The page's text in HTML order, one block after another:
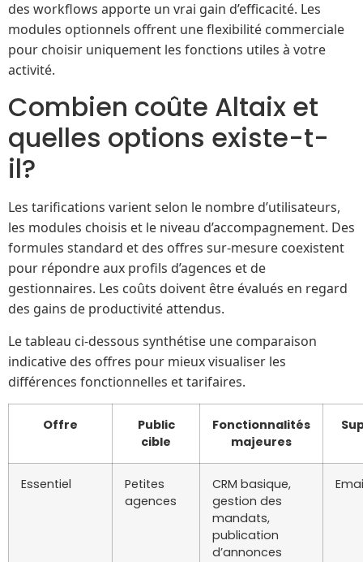
des workflows apporte un vrai gain d’efficacité. Les
modules optionnels offrent une flexibilité commerciale
pour choisir uniquement les fonctions utiles à votre
activité.
Combien coûte Altaix et
quelles options existe-t-
il?
Les tarifications varient selon le nombre d’utilisateurs,
les modules choisis et le niveau d’accompagnement. Des
formules standard et des offres sur-mesure coexistent
pour répondre aux profils d’agences et de
gestionnaires. Les coûts doivent être évalués en regard
des gains de productivité attendus.
Le tableau ci-dessous synthétise une comparaison
indicative des offres pour mieux visualiser les
différences fonctionnelles et tarifaires.
Offre
Public
cible
Fonctionnalités
majeures
Essentiel
Petites
agences
CRM basique,
gestion des
mandats,
publication
d’annonces